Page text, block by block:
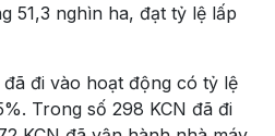
51,3 nghìn ha, đạt tỷ lệ lấp
đi vào hoạt động có tỷ lệ
Trong số 298 KCN đã đi